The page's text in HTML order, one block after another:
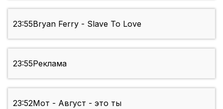
23:55Bryan Ferry - Slave To Love
23:55Реклама
23:52Мот - Август - это ты